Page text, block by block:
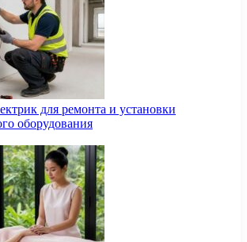
для ремонта и установки
оборудования